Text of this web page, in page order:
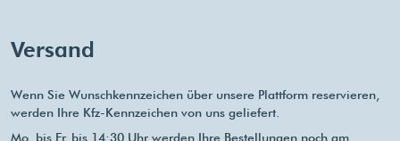
Versand
Wenn Sie Wunschkennzeichen über unsere Plattform reservieren,
werden Ihre Kfz-Kennzeichen von uns geliefert.
Mo. bis Fr. bis 14:30 Uhr werden Ihre Bestellungen noch am